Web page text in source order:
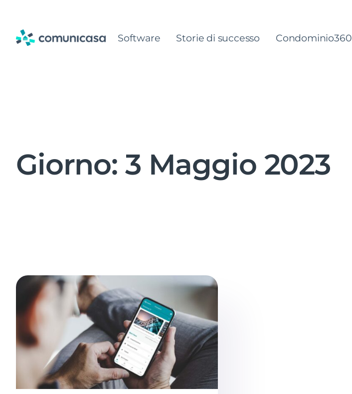
content
Software Storie di successo Condominio360
Giorno: 3 Maggio 2023